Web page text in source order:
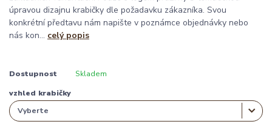
úpravou dizajnu krabičky dle požadavku zákazníka. Svou
konkrétní předtavu nám napište v poznámce objednávky nebo
nás kon... celý popis
Dostupnost Skladem
vzhled krabičky